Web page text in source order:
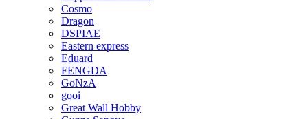
Cosmo
Dragon
DSPIAE
Eastern express
Eduard
FENGDA
GoNzA
gooi
Great Wall Hobby